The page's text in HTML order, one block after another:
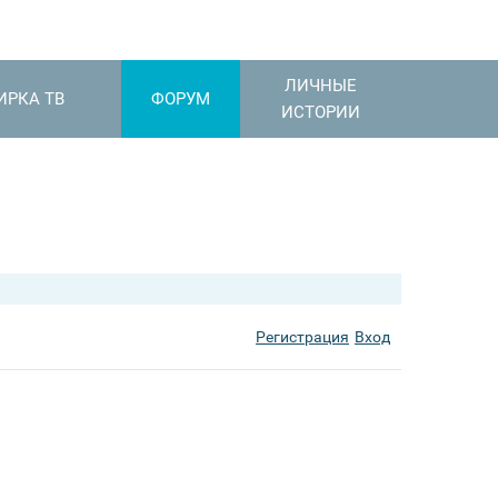
ТВ ФОРУМ
ЛИЧНЫЕ
ИСТОРИИ
Регистрация Вход